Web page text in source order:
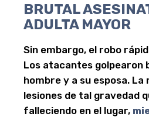
BRUTAL
ADULTA MAYOR
Sin embargo, el robo
Los atacantes golpearon
hombre y a su esposa.
lesiones de tal gravedad
falleciendo en el lugar,